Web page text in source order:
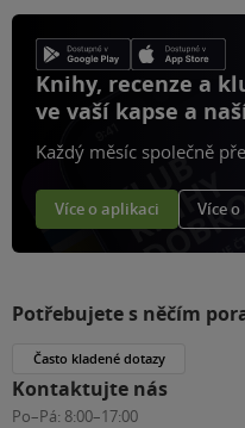
Knihy, recenze a
ve vaší kapse a
Každý měsíc společně
Více o aplikaci Více
Potřebujete s něčím
Často kladené dotazy
Kontaktujte nás
Po–Pá: 8:00–17:00